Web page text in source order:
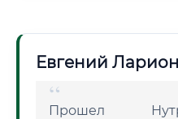
Евгений
Прошел